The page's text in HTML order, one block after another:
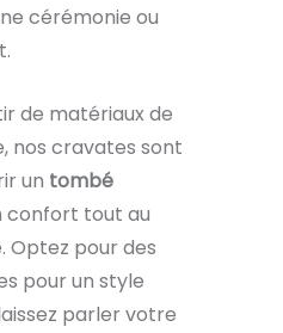
cérémonie ou
de matériaux de
nos cravates sont
un tombé
confort tout au
Optez pour des
pour un style
parler votre